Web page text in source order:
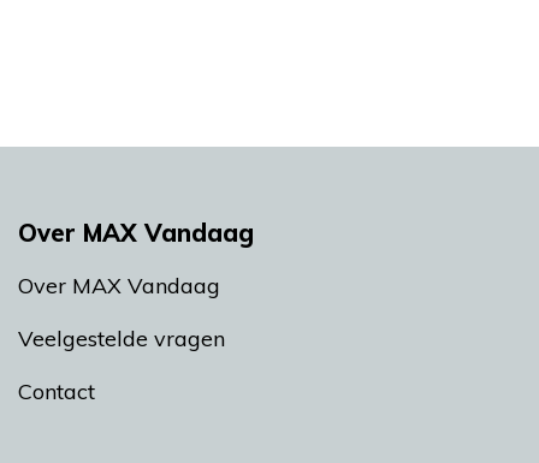
Over MAX Vandaag
Over MAX Vandaag
Veelgestelde vragen
Contact